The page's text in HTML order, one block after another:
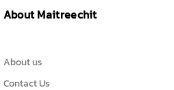
About Maitreechit
About us
Contact Us